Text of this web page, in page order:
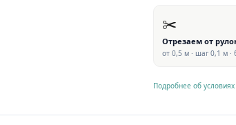
✂️
Отрезаем от
от 0,5 м · шаг 0,1 м ·
Подробнее об